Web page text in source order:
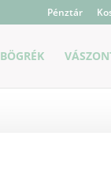
Pénztár
BÖGRÉK